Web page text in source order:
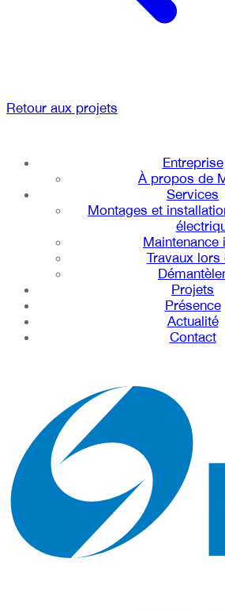
Retour aux projets
Entreprise
À propos de
Services
Montages et
Maintenance
Travaux
Projets
Présence
Actualité
Contact